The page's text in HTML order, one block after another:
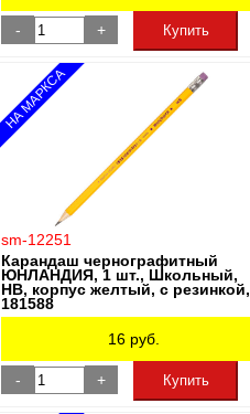
- + Купить
НА МАРКСА
sm-12251
Карандаш чернографитный
ЮНЛАНДИЯ, 1 шт., Школьный,
НВ, корпус желтый, с резинкой,
181588
16руб.
- + Купить